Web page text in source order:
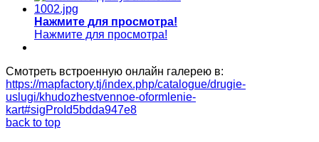
Нажмите для просмотра!
Нажмите для просмотра!
Смотреть встроенную онлайн галерею в:
https://mapfactory.tj/index.php/catalogue/drugie-
uslugi/khudozhestvennoe-oformlenie-
kart#sigProId5bdda947e8
back to top